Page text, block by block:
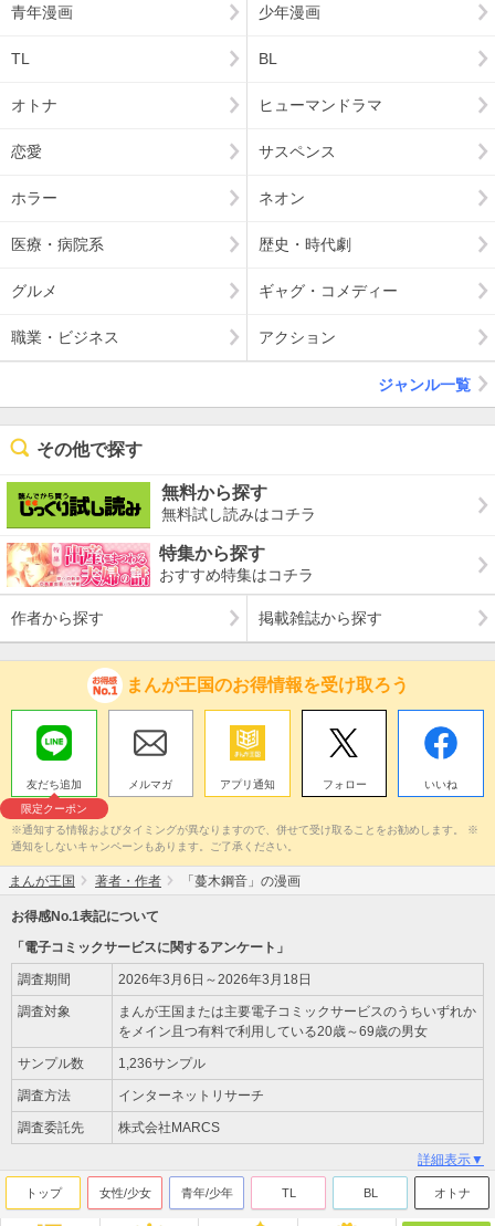
青年漫画 少年漫画
TL BL
オトナ ヒューマンドラマ
恋愛 サスペンス
ホラー ネオン
医療・病院系 歴史・時代劇
グルメ ギャグ・コメディー
職業・ビジネス アクション
ジャンル一覧
その他で探す
無料から探す
無料試し読みはコチラ
特集から探す
おすすめ特集はコチラ
作者から探す 掲載雑誌から探す
まんが王国のお得情報を受け取ろう
友だち追加
限定クーポン
メルマガ アプリ通知 フォロー いいね
※通知する情報およびタイミングが異なりますので、併せて受け取ることをお勧めします。 ※
通知をしないキャンペーンもあります。ご了承ください。
まんが王国 著者・作者 「蔓木鋼音」の漫画
お得感No.1表記について
「電子コミックサービスに関するアンケート」
調査期間 2026年3月6日～2026年3月18日
調査対象
まんが王国または主要電子コミックサービスのうちいずれか
をメイン且つ有料で利用している20歳～69歳の男女
サンプル数 1,236サンプル
調査方法 インターネットリサーチ
調査委託先 株式会社MARCS
詳細表示▼
トップ 女性/少女 青年/少年 TL BL オトナ